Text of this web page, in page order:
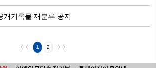
개기록물 재분류 공지
〈〈 1 2 〉〉